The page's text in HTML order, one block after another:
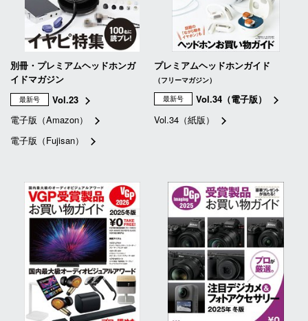
別冊・プレミアムヘッドホンガ
イドマガジン
最新号
Vol.23
電子版（Amazon）
電子版（Fujisan）
プレミアムヘッドホンガイド
（フリーマガジン）
最新号
Vol.34（電子版）
Vol.34（紙版）